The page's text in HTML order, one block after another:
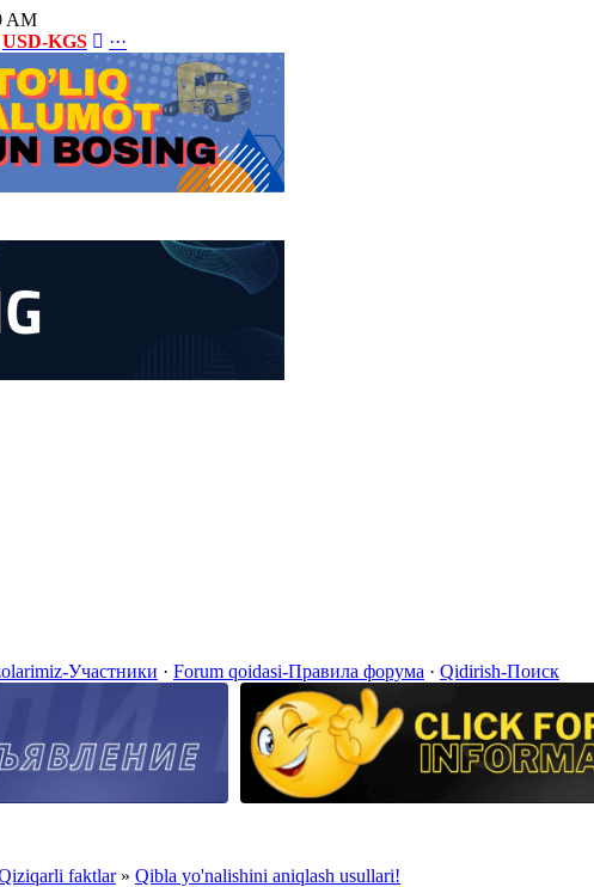
AM
USD-KGS ···
Участники · Forum qoidasi-Правила форума · Qidirish-Поиск
faktlar » Qibla yo'nalishini aniqlash usullari!